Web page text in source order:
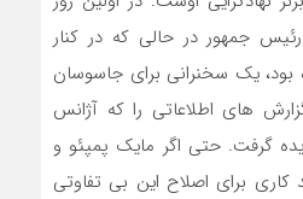
جمهور در حالی که در کنار
بود، یک سخنرانی برای جاسوسان
های اطلاعاتی را که آژانس
گرفت. حتی اگر مایک پمپئو و
برای اصلاح این بی تفاوتی